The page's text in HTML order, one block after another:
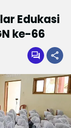
Edukasi
ke-66